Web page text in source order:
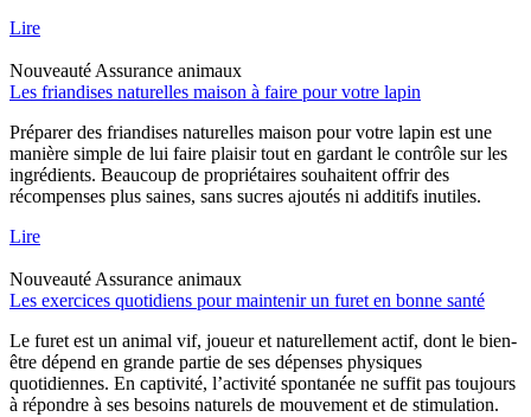
Lire
Nouveauté Assurance animaux
Les friandises naturelles maison à faire pour votre lapin
Préparer des friandises naturelles maison pour votre lapin est une
manière simple de lui faire plaisir tout en gardant le contrôle sur les
ingrédients. Beaucoup de propriétaires souhaitent offrir des
récompenses plus saines, sans sucres ajoutés ni additifs inutiles.
Lire
Nouveauté Assurance animaux
Les exercices quotidiens pour maintenir un furet en bonne santé
Le furet est un animal vif, joueur et naturellement actif, dont le bien-
être dépend en grande partie de ses dépenses physiques
quotidiennes. En captivité, l’activité spontanée ne suffit pas toujours
à répondre à ses besoins naturels de mouvement et de stimulation.